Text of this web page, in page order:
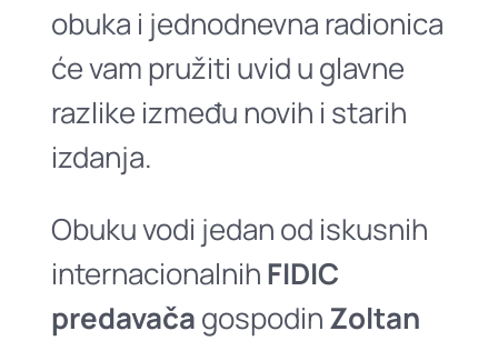
obuka i jednodnevna radionica
će vam pružiti uvid u glavne
razlike između novih i starih
izdanja.
Obuku vodi jedan od iskusnih
internacionalnih FIDIC
predavača gospodin Zoltan